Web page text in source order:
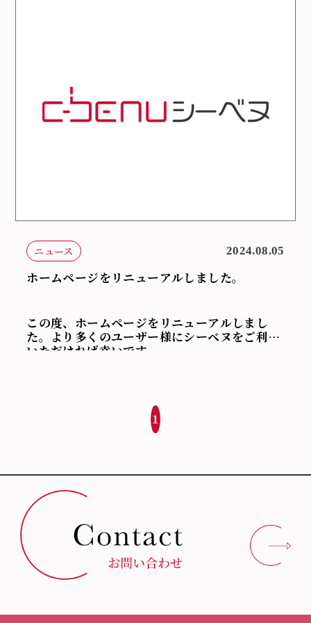
ニュース 2024.08.05
ホームページをリニューアルしました。
この度、ホームページをリニューアルしまし
た。より多くのユーザー様にシーベヌをご利用
いただければ幸いです。
1